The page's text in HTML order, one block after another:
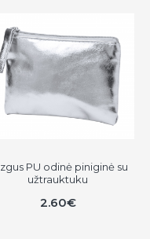
PU odinė piniginė su
užtrauktuku
2.60€